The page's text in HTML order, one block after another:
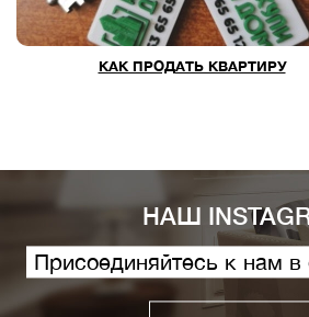
КАК ПРОДАТЬ КВАРТИРУ
НАШ
Присоединяйтесь к нам в